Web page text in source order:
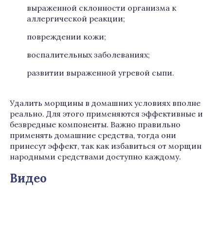
выраженной склонности организма к
аллергической реакции;
повреждении кожи;
воспалительных заболеваниях;
развитии выраженной угревой сыпи.
Удалить морщины в домашних условиях вполне
реально. Для этого применяются эффективные и
безвредные компоненты. Важно правильно
применять домашние средства, тогда они
принесут эффект, так как избавиться от морщин
народными средствами доступно каждому.
Видео